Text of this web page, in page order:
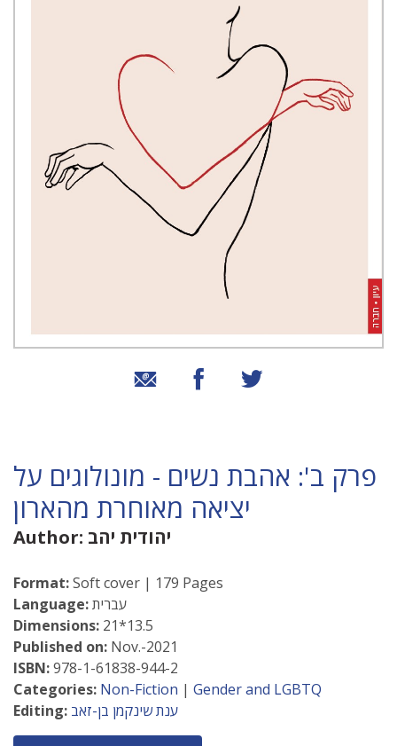
שיתוף באמצעות אימייל
שיתוף בפייסבוק
פרק ב': אהבת נשים - מונולוגים על
יציאה מאוחרת מהארון
Author: יהודית יהב
Format:Soft cover | 179 Pages
Language:עברית
Dimensions: 21*13.5
Published on: Nov.-2021
ISBN:978-1-61838-944-2
Categories: Non-Fiction | Gender and LGBTQ
Editing: ענת שינקמן בן-זאב